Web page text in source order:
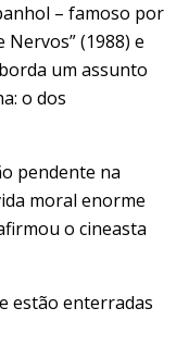
– famoso por
(1988) e
um assunto
o dos
pendente na
moral enorme
o cineasta
estão enterradas